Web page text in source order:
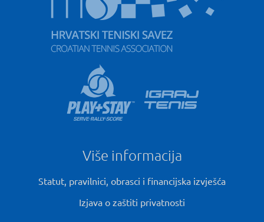
Više informacija
Statut, pravilnici, obrasci i financijska izvješća
Izjava o zaštiti privatnosti